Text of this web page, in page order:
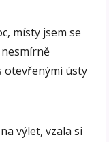
místy jsem se
otevřenými ústy
výlet, vzala si